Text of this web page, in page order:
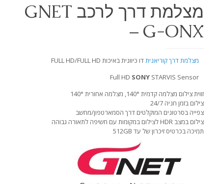
מצלמת דרך לרכב GNET
– G-ONX
מצלמת דרך קוריאניתדו כיוונית באיכות FULL HD/FULL HD
Full HD SONY STARVIS Sensor
זווית צילום מצלמה קדמית 140°, מצלמה אחורית 140°
צילום בזמן חניה 24/7
צפייה בסרטונים המוקלטים דרך הסמארטפון/מחשב
צילום במצב HDR לצילום במקומות עם חשיפה לתאורה גבוהה
תמיכה בכרטיס זיכרון של עד 512GB